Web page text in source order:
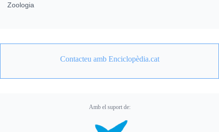
Zoologia
Contacteu amb Enciclopèdia.cat
Amb el suport de: